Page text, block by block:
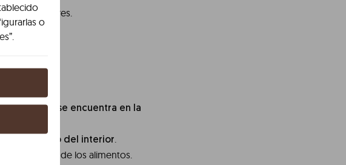
eliminar olores.
congelador se encuentra en la
derecho del interior.
de los alimentos.
o